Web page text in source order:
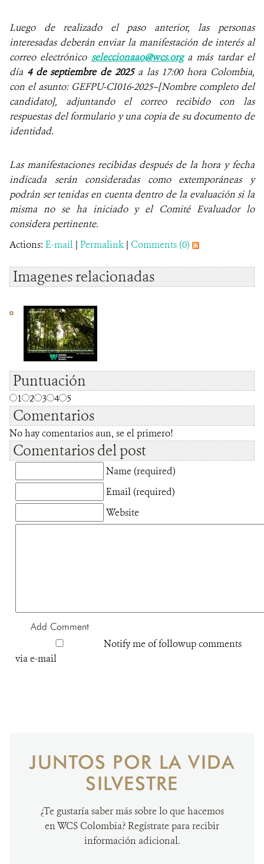
Luego de realizado el paso anterior, las personas
interesadas deberán enviar la manifestación de interés al
correo electrónico seleccionaao@wcs.orga más tardar el
día 4 de septiembre de 2025 a las 17:00 hora Colombia,
con el asunto: GEFPU-CI016-2025–[Nombre completo del
candidato], adjuntando el correo recibido con las
respuestas del formulario y una copia de su documento de
identidad.
Las manifestaciones recibidas después de la hora y fecha
indicada serán consideradas como extemporáneas y
podrán ser tenidas en cuenta dentro de la evaluación si la
misma no se ha iniciado y el Comité Evaluador lo
considera pertinente.
Actions: E-mail | Permalink | Comments (0)
Imagenes relacionadas
Puntuación
1 2 3 4 5
Comentarios
No hay comentarios aun, se el primero!
Comentarios del post
Name (required)
Email (required)
Website
Notify me of followup comments
via e-mail
JUNTOS POR LA VIDA
SILVESTRE
¿Te gustaría saber más sobre lo que hacemos
en WCS Colombia? Regístrate para recibir
información adicional.